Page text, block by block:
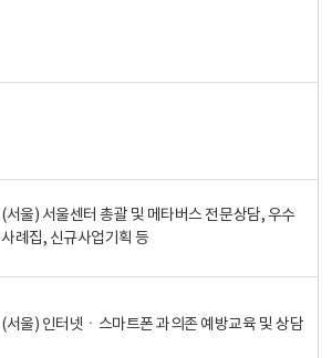
(서울) 서울센터 총괄 및 메타버스 전문상담, 우수
사례집, 신규사업기획 등
(서울) 인터넷ㆍ스마트폰 과의존 예방교육 및 상담